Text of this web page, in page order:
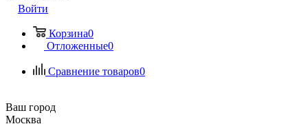
Войти
Корзина0
Отложенные0
Сравнение товаров0
Ваш город
Москва